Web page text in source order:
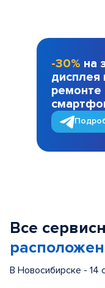
-30% на
дисплея
ремонте
Все
В Новосибирске - 14